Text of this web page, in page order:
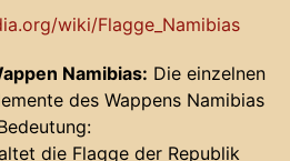
wiki/Flagge_Namibias
Namibias: Die einzelnen
des Wappens Namibias
die Flagge der Republik